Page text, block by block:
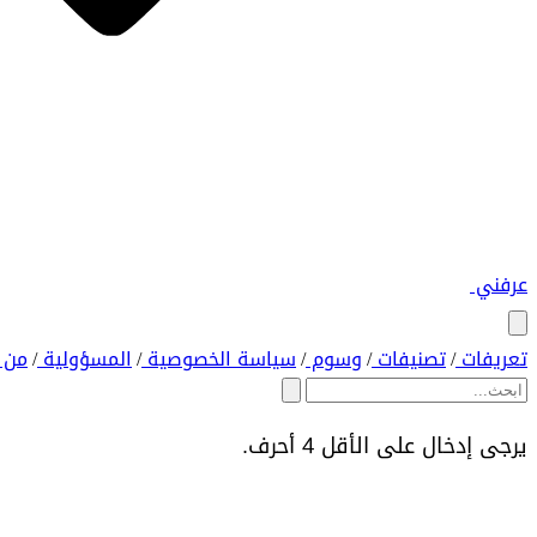
عرفني
تعريفات/ تصنيفات/ وسوم/ سياسة الخصوصية/ المسؤولية/
يرجى إدخال على الأقل 4 أحرف.